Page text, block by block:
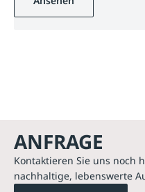
ANFRAGE
Kontaktieren Sie uns noch
nachhaltige, lebenswerte